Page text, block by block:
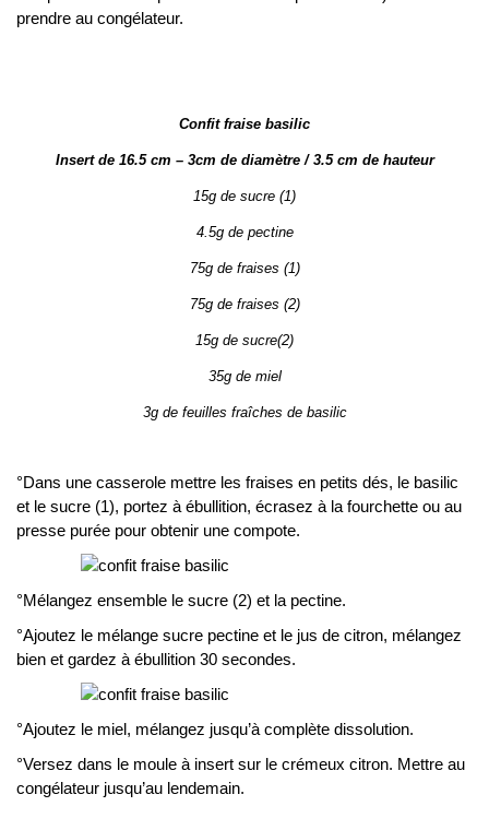
prendre au congélateur.
Confit fraise basilic
Insert de 16.5 cm – 3cm de diamètre / 3.5 cm de hauteur
15g de sucre (1)
4.5g de pectine
75g de fraises (1)
75g de fraises (2)
15g de sucre(2)
35g de miel
3g de feuilles fraîches de basilic
°Dans une casserole mettre les fraises en petits dés, le basilic
et le sucre (1), portez à ébullition, écrasez à la fourchette ou au
presse purée pour obtenir une compote.
°Mélangez ensemble le sucre (2) et la pectine.
°Ajoutez le mélange sucre pectine et le jus de citron, mélangez
bien et gardez à ébullition 30 secondes.
°Ajoutez le miel, mélangez jusqu’à complète dissolution.
°Versez dans le moule à insert sur le crémeux citron. Mettre au
congélateur jusqu’au lendemain.